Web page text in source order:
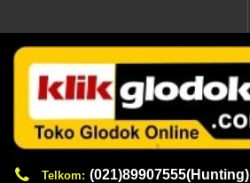
Telkom: (021)89907555(Hunting)